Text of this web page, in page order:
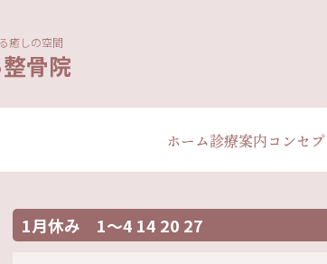
癒しの空間
骨院
ホーム診療案内コンセプ
1月休み 1～4 14 20 27